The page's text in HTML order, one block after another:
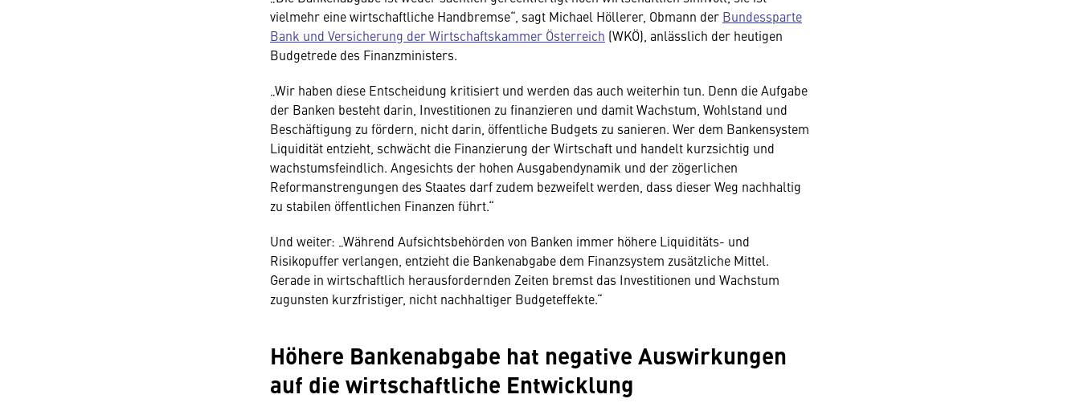
vielmehr eine wirtschaftliche Handbremse“, sagt Michael Höllerer, Obmann der Bundessparte
Bank und Versicherung der Wirtschaftskammer Österreich (WKÖ), anlässlich der heutigen
Budgetrede des Finanzministers.
„Wir haben diese Entscheidung kritisiert und werden das auch weiterhin tun. Denn die Aufgabe
der Banken besteht darin, Investitionen zu finanzieren und damit Wachstum, Wohlstand und
Beschäftigung zu fördern, nicht darin, öffentliche Budgets zu sanieren. Wer dem Bankensystem
Liquidität entzieht, schwächt die Finanzierung der Wirtschaft und handelt kurzsichtig und
wachstumsfeindlich. Angesichts der hohen Ausgabendynamik und der zögerlichen
Reformanstrengungen des Staates darf zudem bezweifelt werden, dass dieser Weg nachhaltig
zu stabilen öffentlichen Finanzen führt.“
Und weiter: „Während Aufsichtsbehörden von Banken immer höhere Liquiditäts- und
Risikopuffer verlangen, entzieht die Bankenabgabe dem Finanzsystem zusätzliche Mittel.
Gerade in wirtschaftlich herausfordernden Zeiten bremst das Investitionen und Wachstum
zugunsten kurzfristiger, nicht nachhaltiger Budgeteffekte.“
Höhere Bankenabgabe hat negative Auswirkungen
auf die wirtschaftliche Entwicklung